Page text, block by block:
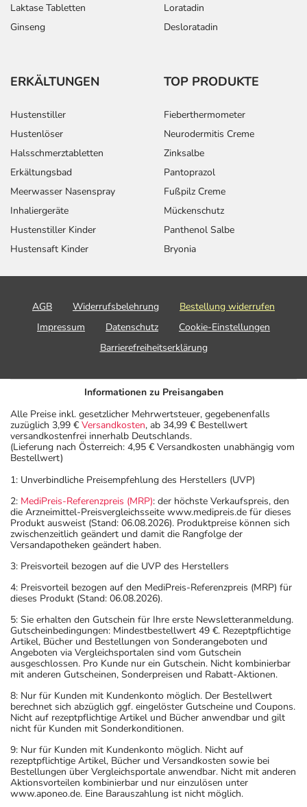
Laktase Tabletten
Ginseng
Loratadin
Desloratadin
ERKÄLTUNGEN
Hustenstiller
Hustenlöser
Halsschmerztabletten
Erkältungsbad
Meerwasser Nasenspray
Inhaliergeräte
Hustenstiller Kinder
Hustensaft Kinder
TOP PRODUKTE
Fieberthermometer
Neurodermitis Creme
Zinksalbe
Pantoprazol
Fußpilz Creme
Mückenschutz
Panthenol Salbe
Bryonia
AGB Widerrufsbelehrung
Bestellung widerrufen
Impressum
Datenschutz
Cookie-Einstellungen
Barrierefreiheitserklärung
Informationen zu Preisangaben
Alle Preise inkl. gesetzlicher Mehrwertsteuer, gegebenenfalls
zuzüglich 3,99 € Versandkosten, ab 34,99 € Bestellwert
versandkostenfrei innerhalb Deutschlands.
(Lieferung nach Österreich: 4,95 € Versandkosten unabhängig vom
Bestellwert)
1: Unverbindliche Preisempfehlung des Herstellers (UVP)
2: MediPreis-Referenzpreis (MRP): der höchste Verkaufspreis, den
die Arzneimittel-Preisvergleichsseite www.medipreis.de für dieses
Produkt ausweist (Stand: 06.08.2026). Produktpreise können sich
zwischenzeitlich geändert und damit die Rangfolge der
Versandapotheken geändert haben.
3: Preisvorteil bezogen auf die UVP des Herstellers
4: Preisvorteil bezogen auf den MediPreis-Referenzpreis (MRP) für
dieses Produkt (Stand: 06.08.2026).
5: Sie erhalten den Gutschein für Ihre erste Newsletteranmeldung.
Gutscheinbedingungen: Mindestbestellwert 49 €. Rezeptpflichtige
Artikel, Bücher und Bestellungen von Sonderangeboten und
Angeboten via Vergleichsportalen sind vom Gutschein
ausgeschlossen. Pro Kunde nur ein Gutschein. Nicht kombinierbar
mit anderen Gutscheinen, Sonderpreisen und Rabatt-Aktionen.
8: Nur für Kunden mit Kundenkonto möglich. Der Bestellwert
berechnet sich abzüglich ggf. eingelöster Gutscheine und Coupons.
Nicht auf rezeptpflichtige Artikel und Bücher anwendbar und gilt
nicht für Kunden mit Sonderkonditionen.
9: Nur für Kunden mit Kundenkonto möglich. Nicht auf
rezeptpflichtige Artikel, Bücher und Versandkosten sowie bei
Bestellungen über Vergleichsportale anwendbar. Nicht mit anderen
Aktionsvorteilen kombinierbar und nur einzulösen unter
www.aponeo.de. Eine Barauszahlung ist nicht möglich.